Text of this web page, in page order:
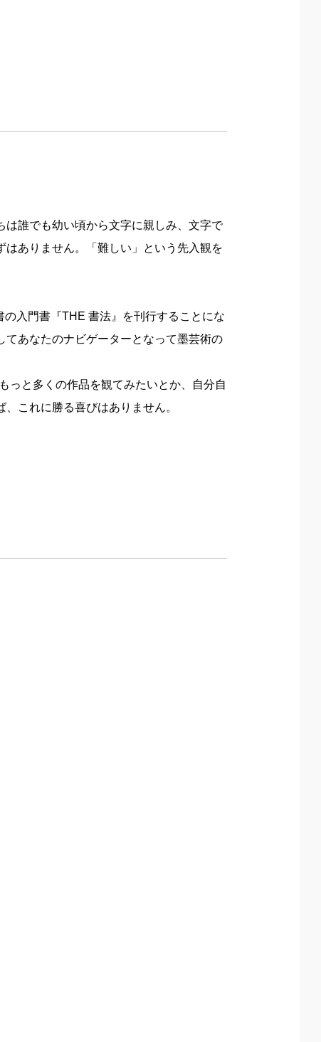
は誰でも幼い頃から文字に親しみ、文字で
ありません。「難しい」という先入観を
の入門書『THE 書法』を刊行することにな
てあなたのナビゲーターとなって墨芸術の
っと多くの作品を観てみたいとか、自分自
これに勝る喜びはありません。